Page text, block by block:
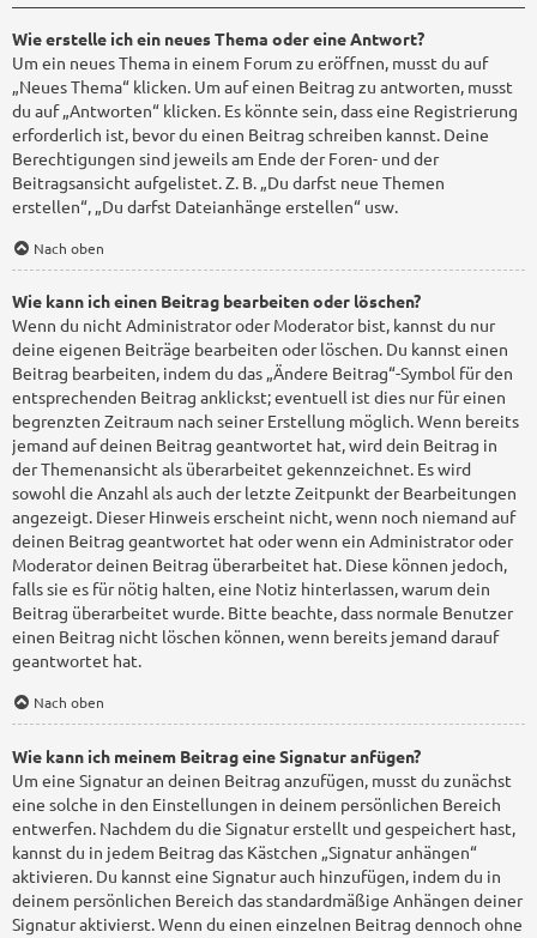
Wie erstelle ich ein neues Thema oder eine Antwort?
Um ein neues Thema in einem Forum zu eröffnen, musst du auf
„Neues Thema“ klicken. Um auf einen Beitrag zu antworten, musst
du auf „Antworten“ klicken. Es könnte sein, dass eine Registrierung
erforderlich ist, bevor du einen Beitrag schreiben kannst. Deine
Berechtigungen sind jeweils am Ende der Foren- und der
Beitragsansicht aufgelistet. Z. B. „Du darfst neue Themen
erstellen“, „Du darfst Dateianhänge erstellen“ usw.
Nach oben
Wie kann ich einen Beitrag bearbeiten oder löschen?
Wenn du nicht Administrator oder Moderator bist, kannst du nur
deine eigenen Beiträge bearbeiten oder löschen. Du kannst einen
Beitrag bearbeiten, indem du das „Ändere Beitrag“-Symbol für den
entsprechenden Beitrag anklickst; eventuell ist dies nur für einen
begrenzten Zeitraum nach seiner Erstellung möglich. Wenn bereits
jemand auf deinen Beitrag geantwortet hat, wird dein Beitrag in
der Themenansicht als überarbeitet gekennzeichnet. Es wird
sowohl die Anzahl als auch der letzte Zeitpunkt der Bearbeitungen
angezeigt. Dieser Hinweis erscheint nicht, wenn noch niemand auf
deinen Beitrag geantwortet hat oder wenn ein Administrator oder
Moderator deinen Beitrag überarbeitet hat. Diese können jedoch,
falls sie es für nötig halten, eine Notiz hinterlassen, warum dein
Beitrag überarbeitet wurde. Bitte beachte, dass normale Benutzer
einen Beitrag nicht löschen können, wenn bereits jemand darauf
geantwortet hat.
Nach oben
Wie kann ich meinem Beitrag eine Signatur anfügen?
Um eine Signatur an deinen Beitrag anzufügen, musst du zunächst
eine solche in den Einstellungen in deinem persönlichen Bereich
entwerfen. Nachdem du die Signatur erstellt und gespeichert hast,
kannst du in jedem Beitrag das Kästchen „Signatur anhängen“
aktivieren. Du kannst eine Signatur auch hinzufügen, indem du in
deinem persönlichen Bereich das standardmäßige Anhängen deiner
Signatur aktivierst. Wenn du einen einzelnen Beitrag dennoch ohne